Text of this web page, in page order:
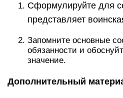
Сформулируйте для
представляет
Запомните основные
обязанности и
значение.
Дополнительный